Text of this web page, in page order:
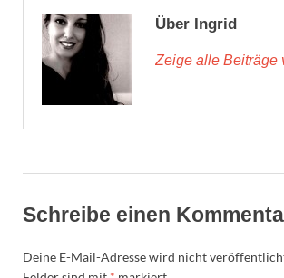
Über Ingrid
Zeige alle Beiträge
Schreibe einen
Deine E-Mail-Adresse wird nicht